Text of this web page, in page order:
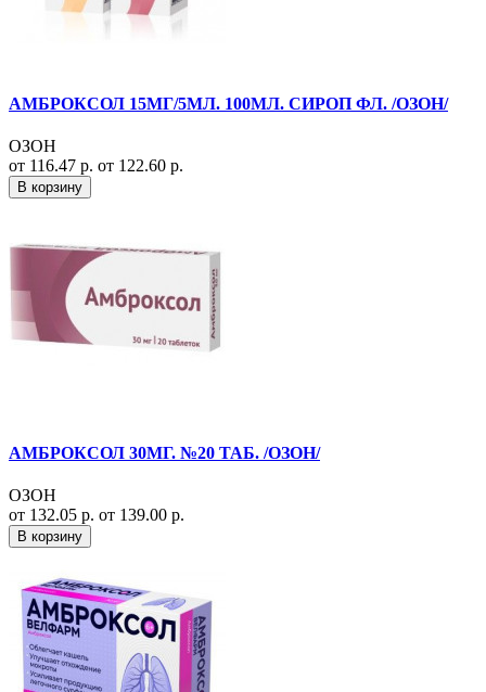
АМБРОКСОЛ 15МГ/5МЛ. 100МЛ. СИРОП ФЛ. /ОЗОН/
ОЗОН
от 116.47 р. от 122.60 р.
В корзину
АМБРОКСОЛ 30МГ. №20 ТАБ. /ОЗОН/
ОЗОН
от 132.05 р. от 139.00 р.
В корзину